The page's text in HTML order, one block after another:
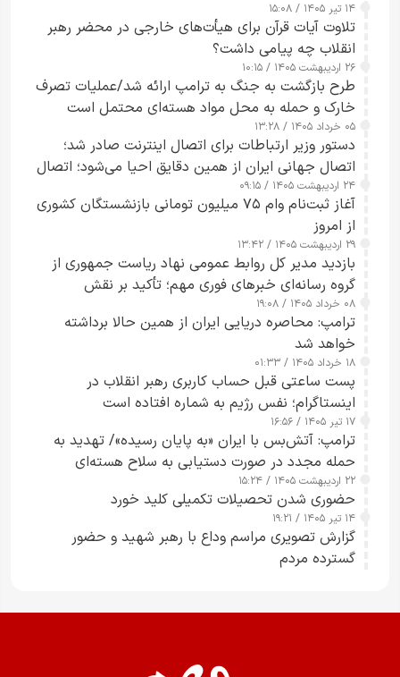
۱۴ تیر ۱۴۰۵ / ۱۵:۰۸
تلاوت آیات قرآن برای هیأت‌های خارجی در محضر رهبر
انقلاب چه پیامی داشت؟
۲۶ اردیبهشت ۱۴۰۵ / ۱۰:۱۵
طرح‌ بازگشت به جنگ به ترامپ ارائه شد/عملیات تصرف
خارک و حمله به محل مواد هسته‌ای محتمل است
۰۵ خرداد ۱۴۰۵ / ۱۳:۲۸
دستور وزیر ارتباطات برای اتصال اینترنت صادر شد؛
اتصال جهانی ایران از همین دقایق احیا می‌شود؛ اتصال
کامل مردم تا ۲۴ ساعت آینده
۲۴ اردیبهشت ۱۴۰۵ / ۰۹:۱۵
آغاز ثبت‌نام وام ۷۵ میلیون تومانی بازنشستگان کشوری
از امروز
۲۹ اردیبهشت ۱۴۰۵ / ۱۳:۴۲
بازدید مدیر کل روابط عمومی نهاد ریاست جمهوری از
گروه رسانه‌ای خبرهای فوری مهم؛ تأکید بر نقش
رسانه‌های هوشمند و مسئول در ارتقای آگاهی عمومی
۰۸ خرداد ۱۴۰۵ / ۱۹:۰۸
ترامپ: محاصره دریایی ایران از همین حالا برداشته
خواهد شد
۱۸ خرداد ۱۴۰۵ / ۰۱:۳۳
پست ساعتی قبل حساب کاربری رهبر انقلاب در
اینستاگرام؛ نفس رژیم به شماره افتاده است​
۱۷ تیر ۱۴۰۵ / ۱۶:۵۶
ترامپ: آتش‌بس با ایران «به پایان رسیده»/ تهدید به
حمله مجدد در صورت دستیابی به سلاح هسته‌ای
۲۲ اردیبهشت ۱۴۰۵ / ۱۵:۲۴
حضوری شدن تحصیلات تکمیلی کلید خورد
۱۴ تیر ۱۴۰۵ / ۱۹:۲۱
گزارش تصویری مراسم وداع با رهبر شهید و حضور
گسترده مردم